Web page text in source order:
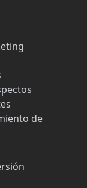
de